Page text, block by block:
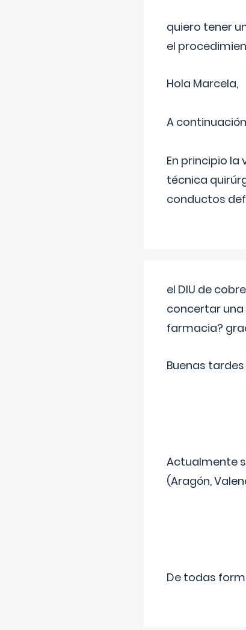
quiero tener
el
Hola Marcela,
A
En principio
técnica
conductos
el DIU de
concertar
farmacia?
Buenas
Actualmente
(Aragón,
De todas